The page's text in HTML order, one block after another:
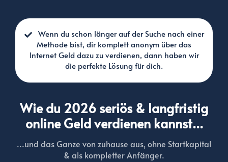
Wenn du schon länger auf der Suche nach einer
Methode bist, dir komplett anonym über das
Internet Geld dazu zu verdienen, dann haben wir
die perfekte Lösung für dich.
Wie du 2026 seriös & langfristig
online Geld verdienen kannst...
...und das Ganze von zuhause aus, ohne Startkapital
& als kompletter Anfänger.